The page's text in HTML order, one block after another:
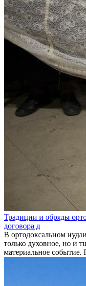
Традиции и обряды
договора д
В ортодоксальном
только духовное, но и
материальное событие.